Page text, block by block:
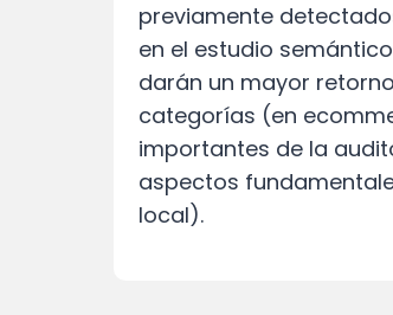
previamente
en el estudio
darán un mayor
categorías (en
importantes de la
aspectos
local).